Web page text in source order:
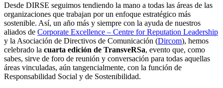
Desde DIRSE seguimos tendiendo la mano a todas las áreas de las
organizaciones que trabajan por un enfoque estratégico más
sostenible. Así, un año más y siempre con la ayuda de nuestros
aliados de Corporate Excellence – Centre for Reputation Leadership
y la Asociación de Directivos de Comunicación (Dircom), hemos
celebrado la cuarta edición de TransveRSa, evento que, como
sabes, sirve de foro de reunión y conversación para todas aquellas
áreas vinculadas, aún tangencialmente, con la función de
Responsabilidad Social y de Sostenibilidad.